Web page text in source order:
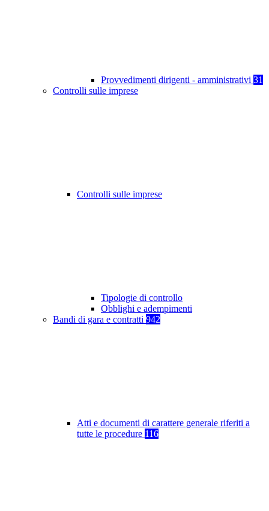
Provvedimenti dirigenti - amministrativi 31
Controlli sulle imprese
Controlli sulle imprese
Tipologie di controllo
Obblighi e adempimenti
Bandi di gara e contratti 942
Atti e documenti di carattere generale riferiti a
tutte le procedure 116